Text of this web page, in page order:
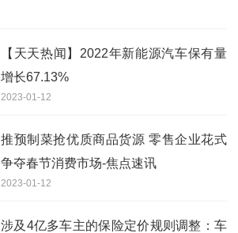
【天天热闻】2022年新能源汽车保有量
增长67.13%
2023-01-12
推预制菜抢优质商品货源 零售企业花式
争夺春节消费市场-焦点速讯
2023-01-12
涉及4亿多车主的保险定价规则调整：车